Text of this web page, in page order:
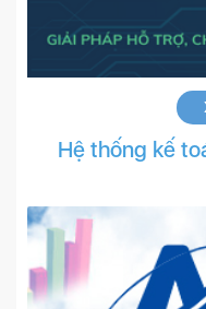
Hệ thống kế